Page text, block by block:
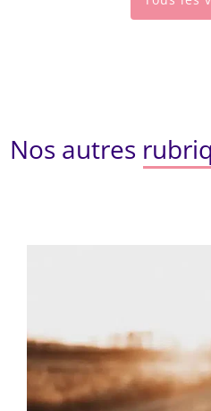
Nos autres